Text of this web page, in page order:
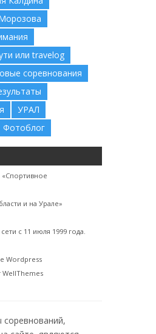
или travelog
соревнования
УРАЛ
Фотоблог
«Спортивное
и на Урале»
с 11 июля 1999 года.
Wordpress